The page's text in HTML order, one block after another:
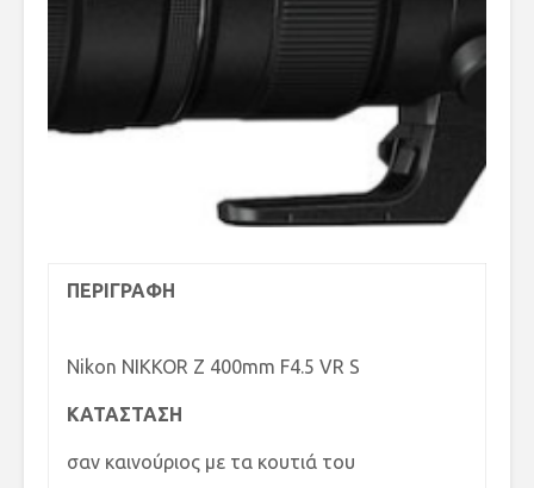
ΠΕΡΙΓΡΑΦΗ
Nikon NIKKOR Z 400mm F4.5 VR S
ΚΑΤΑΣΤΑΣΗ
σαν καινούριος με τα κουτιά του